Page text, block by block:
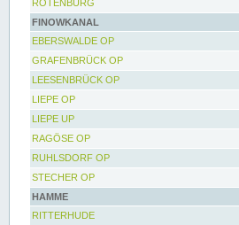
ROTENBURG
FINOWKANAL
EBERSWALDE OP
GRAFENBRÜCK OP
LEESENBRÜCK OP
LIEPE OP
LIEPE UP
RAGÖSE OP
RUHLSDORF OP
STECHER OP
HAMME
RITTERHUDE